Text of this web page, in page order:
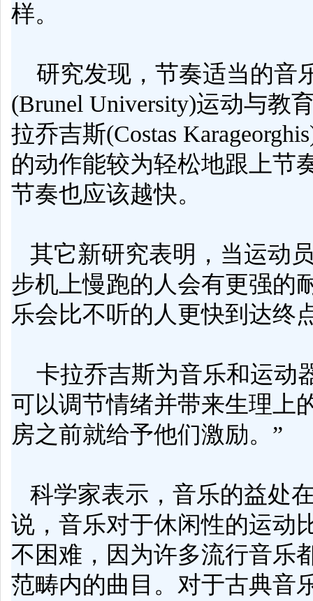
样。
研究发现，节奏适当的音
(Brunel University)运动与教
拉乔吉斯(Costas
的动作能较为轻松地跟上节
节奏也应该越快。
其它新研究表明，当运动
步机 上慢跑的人会有更强的
乐会比不听的人更快到达终
卡拉乔吉斯为音乐和运动
可以调节情绪并带来生理上
房之前就给予他们激励。”
科学家表示，音乐的益处
说，音乐对于休闲性的运动
不困难，因为许多流行音乐
范畴内的曲目。对于古典音